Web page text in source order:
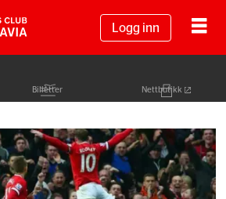
Logg inn
Billetter Nettbutikk